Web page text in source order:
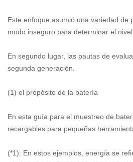
Este enfoque asumió una variedad de
modo inseguro para determinar el
En segundo lugar, las pautas de
segunda generación.
(1) el propósito de la batería
En esta guía para el muestreo de
recargables para pequeñas
(*1): En estos ejemplos, energía se